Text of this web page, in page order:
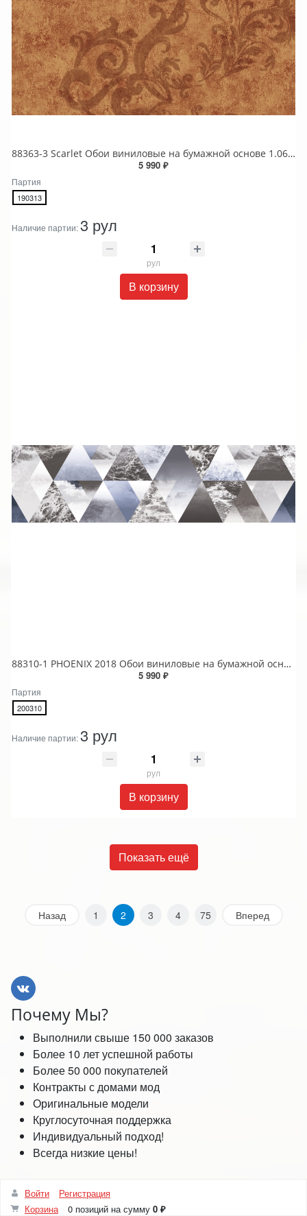
88363-3 Scarlet Обои виниловые на бумажной основе 1.06*15.6
5 990 ₽
Партия
190313
Наличие партии:3 рул
рул
В корзину
88310-1 PHOENIX 2018 Обои виниловые на бумажной основе 1.06*15.6
5 990 ₽
Партия
200310
Наличие партии:3 рул
рул
В корзину
Показать ещё
Назад 1 2 3 4 75 Вперед
Почему Мы?
Выполнили свыше 150 000 заказов
Более 10 лет успешной работы
Более 50 000 покупателей
Контракты с домами мод
Оригинальные модели
Круглосуточная поддержка
Индивидуальный подход!
Всегда низкие цены!
Войти
Регистрация
Корзина
0 позиций на сумму 0 ₽